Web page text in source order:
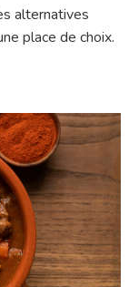
alternatives
place de choix.